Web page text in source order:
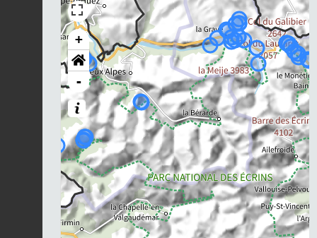
+
-